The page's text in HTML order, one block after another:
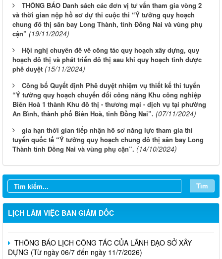
THÔNG BÁO Danh sách các đơn vị tư vấn tham gia vòng 2
và thời gian nộp hồ sơ dự thi cuộc thi “Ý tưởng quy hoạch
chung đô thị sân bay Long Thành, tỉnh Đồng Nai và vùng phụ
cận” (19/11/2024)
Hội nghị chuyên đề về công tác quy hoạch xây dựng, quy
hoạch đô thị và phát triển đô thị sau khi quy hoạch tỉnh được
phê duyệt (15/11/2024)
Công bố Quyết định Phê duyệt nhiệm vụ thiết kế thi tuyển
“Ý tưởng quy hoạch chuyển đổi công năng Khu công nghiệp
Biên Hoà 1 thành Khu đô thị - thương mại - dịch vụ tại phường
An Bình, thành phố Biên Hoà, tỉnh Đồng Nai”. (07/11/2024)
gia hạn thời gian tiếp nhận hồ sơ năng lực tham gia thi
tuyển quốc tế “Ý tưởng quy hoạch chung đô thị sân bay Long
Thành tỉnh Đồng Nai và vùng phụ cận”. (14/10/2024)
Tìm
LỊCH LÀM VIỆC BAN GIÁM ĐỐC
LỊCH CÔNG TÁC CỦA LÃNH ĐẠO SỞ XÂY DỰNG (Từ ngày
THÔNG BÁO LỊCH CÔNG TÁC CỦA LÃNH ĐẠO SỞ XÂY
DỰNG (Từ ngày 27/7 đến ngày 31/7/2026)
THÔNG BÁO LỊCH CÔNG TÁC CỦA LÃNH ĐẠO SỞ XÂY
DỰNG (Từ ngày 20/7 đến ngày 25/7/2026)
THÔNG BÁO LỊCH CÔNG TÁC CỦA LÃNH ĐẠO SỞ XÂY
DỰNG (Từ ngày 06/7 đến ngày 11/7/2026)